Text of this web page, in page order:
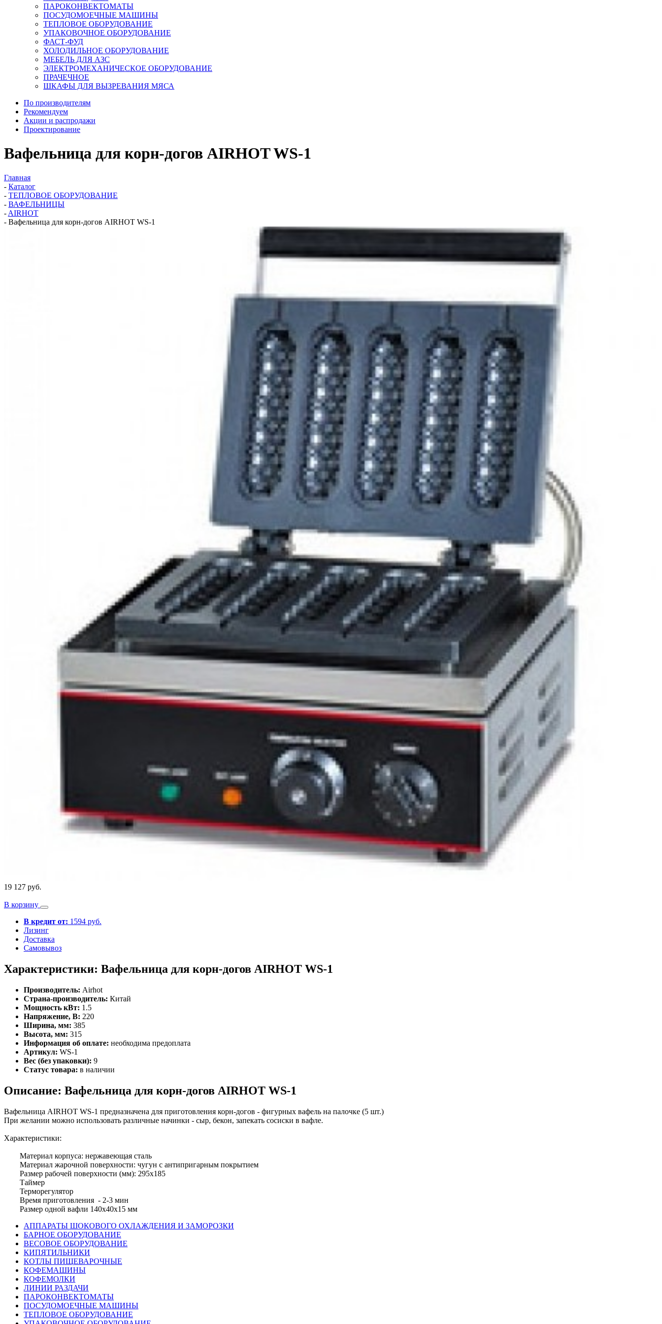
ПАРОКОНВЕКТОМАТЫ
ПОСУДОМОЕЧНЫЕ МАШИНЫ
ТЕПЛОВОЕ ОБОРУДОВАНИЕ
УПАКОВОЧНОЕ ОБОРУДОВАНИЕ
ФАСТ-ФУД
ХОЛОДИЛЬНОЕ ОБОРУДОВАНИЕ
МЕБЕЛЬ ДЛЯ АЗС
ЭЛЕКТРОМЕХАНИЧЕСКОЕ ОБОРУДОВАНИЕ
ПРАЧЕЧНОЕ
ШКАФЫ ДЛЯ ВЫЗРЕВАНИЯ МЯСА
По производителям
Рекомендуем
Акции и распродажи
Проектирование
Вафельница для корн-догов AIRHOT WS-1
Главная
- Каталог
- ТЕПЛОВОЕ ОБОРУДОВАНИЕ
- ВАФЕЛЬНИЦЫ
- AIRHOT
- Вафельница для корн-догов AIRHOT WS-1
19 127 руб.
В корзину
В кредит от: 1594 руб.
Лизинг
Доставка
Самовывоз
Характеристики: Вафельница для корн-догов AIRHOT WS-1
Производитель: Airhot
Страна-производитель: Китай
Мощность кВт: 1.5
Напряжение, В: 220
Ширина, мм: 385
Высота, мм: 315
Информация об оплате: необходима предоплата
Артикул: WS-1
Вес (без упаковки): 9
Статус товара: в наличии
Описание: Вафельница для корн-догов AIRHOT WS-1
Вафельница AIRHOT WS-1 предназначена для приготовления корн-догов - фигурных вафель на палочке (5 шт.)
При желании можно использовать различные начинки - сыр, бекон, запекать сосиски в вафле.
Характеристики:
Материал корпуса: нержавеющая сталь
Материал жарочной поверхности: чугун с антипригарным покрытием
Размер рабочей поверхности (мм): 295х185
Таймер
Терморегулятор
Время приготовления - 2-3 мин
Размер одной вафли 140х40х15 мм
АППАРАТЫ ШОКОВОГО ОХЛАЖДЕНИЯ И ЗАМОРОЗКИ
БАРНОЕ ОБОРУДОВАНИЕ
ВЕСОВОЕ ОБОРУДОВАНИЕ
КИПЯТИЛЬНИКИ
КОТЛЫ ПИЩЕВАРОЧНЫЕ
КОФЕМАШИНЫ
КОФЕМОЛКИ
ЛИНИИ РАЗДАЧИ
ПАРОКОНВЕКТОМАТЫ
ПОСУДОМОЕЧНЫЕ МАШИНЫ
ТЕПЛОВОЕ ОБОРУДОВАНИЕ